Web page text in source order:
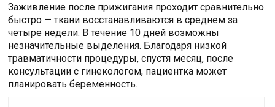
Заживление после прижигания проходит сравнительно
быстро — ткани восстанавливаются в среднем за
четыре недели. В течение 10 дней возможны
незначительные выделения. Благодаря низкой
травматичности процедуры, спустя месяц, после
консультации с гинекологом, пациентка может
планировать беременность.